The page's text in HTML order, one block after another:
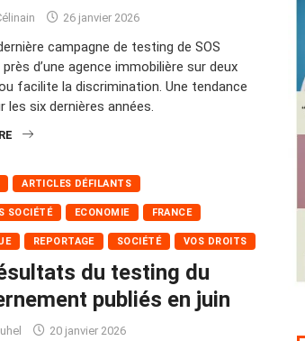
26 janvier 2026
campagne de testing de SOS
d’une agence immobilière sur deux
facilite la discrimination. Une tendance
les six dernières années.
ARTICLES DÉFILANTS
SOCIÉTÉ ECONOMIE FRANCE
REPORTAGE SOCIÉTÉ VOS DROITS
du testing du
publiés en juin
20 janvier 2026